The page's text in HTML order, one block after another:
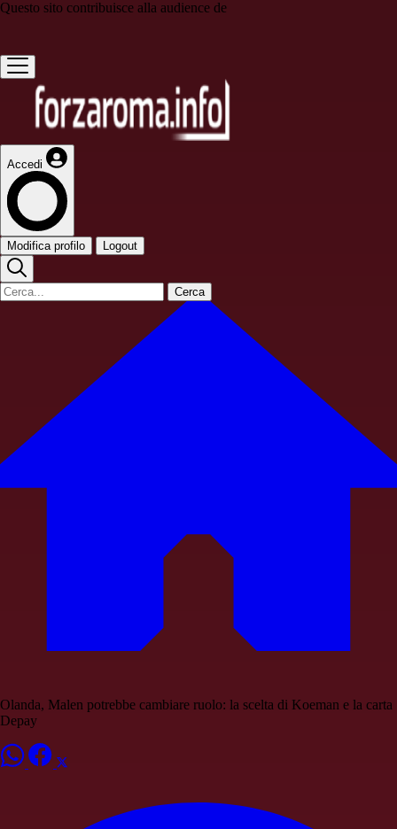
Questo sito contribuisce alla audience de
Accedi
Modifica profilo Logout
Cerca
Olanda, Malen potrebbe cambiare ruolo: la scelta di Koeman e la carta
Depay